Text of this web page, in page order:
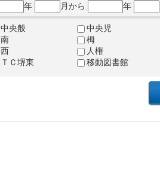
年
月から 年
中央般
中央児
南
栂
西
人権
ＴＣ堺東
移動図書館